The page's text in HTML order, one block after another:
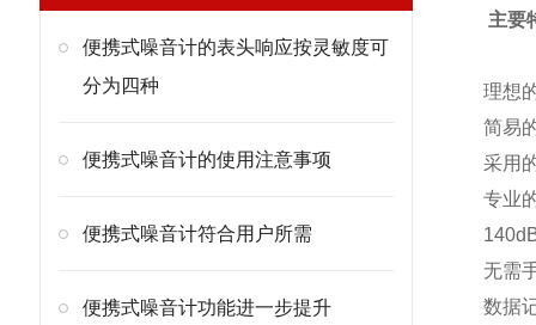
便携式噪音计的表头响应按灵敏度可
分为四种
便携式噪音计的使用注意事项
便携式噪音计符合用户所需
便携式噪音计功能进一步提升
主要
理想
简易
采用
专业
无需
数据